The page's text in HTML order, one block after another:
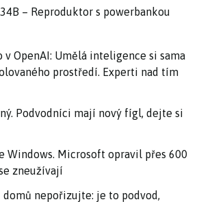
– Reproduktor s powerbankou
v OpenAI: Umělá inteligence si sama
prostředí. Experti nad tím
Podvodníci mají nový fígl, dejte si
Windows. Microsoft opravil přes 600
zneužívají
nepořizujte: je to podvod,